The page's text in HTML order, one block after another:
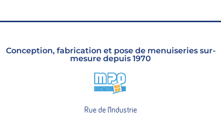
Conception, fabrication et pose de menuiseries sur-
mesure depuis 1970
Rue de l’Industrie